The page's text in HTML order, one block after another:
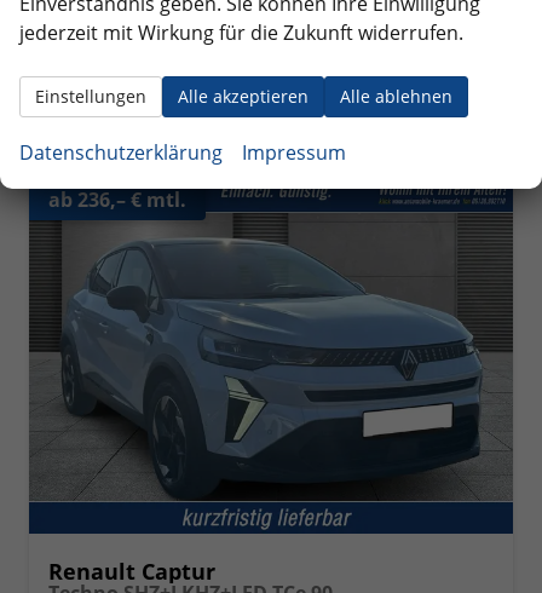
Verbrauch kombiniert:
CO2-Klasse:D
CO2-Emissionen:131,00 g/km
ab 236,– € mtl.
Renault Captur
jederzeit mit Wirkung für die Zukunft widerrufen.
Alle akzeptieren Alle ablehnen
Einstellungen
Datenschutzerklärung Impressum